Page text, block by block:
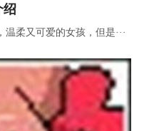
绍
柔又可爱的女孩，但是···